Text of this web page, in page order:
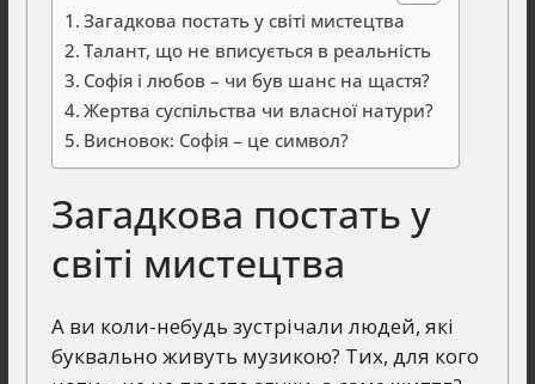
Загадкова постать у світі мистецтва
Талант, що не вписується в реальність
Софія і любов – чи був шанс на щастя?
Жертва суспільства чи власної натури?
Висновок: Софія – це символ?
Загадкова постать у
світі мистецтва
А ви коли-небудь зустрічали людей, які
буквально живуть музикою? Тих, для кого